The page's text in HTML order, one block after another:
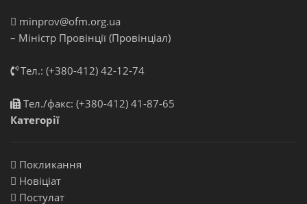
minprov@ofm.org.ua
– Міністр Провінції (Провінціал)
Тел.: (+380-412) 42-12-74
Тел./факс: (+380-412) 41-87-65
Категорії
Покликання
Новіціат
Постулат